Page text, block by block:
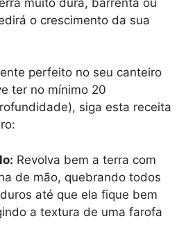
o crescimento da sua
perfeito no seu canteiro
ter no mínimo 20
siga esta receita
Revolva bem a terra com
de mão, quebrando todos
até que ela fique bem
a textura de uma farofa